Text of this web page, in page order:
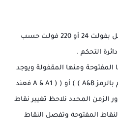
- منه ذو طرفين فقط ويعمل بفولت 24 أو 220 فولت حسب
التحكم .
ومنها المقفولة ويوجد
طرفي ملف التايمر ويرمز لهم بالرمز A&B ) ) أو ( ( A & A1 فعند
الزمن المحدد نلاحظ تغيير نقاط
المفتوحة وتفصل النقاط